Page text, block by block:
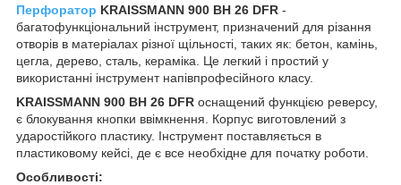
Перфоратор KRAISSMANN 900 BH 26 DFR -
багатофункціональний інструмент, призначений для різання
отворів в матеріалах різної щільності, таких як: бетон, камінь,
цегла, дерево, сталь, кераміка. Це легкий і простий у
використанні інструмент напівпрофесійного класу.
KRAISSMANN 900 BH 26 DFR оснащений функцією реверсу,
є блокування кнопки ввімкнення. Корпус виготовлений з
ударостійкого пластику. Інструмент поставляється в
пластиковому кейсі, де є все необхідне для початку роботи.
Особливості: